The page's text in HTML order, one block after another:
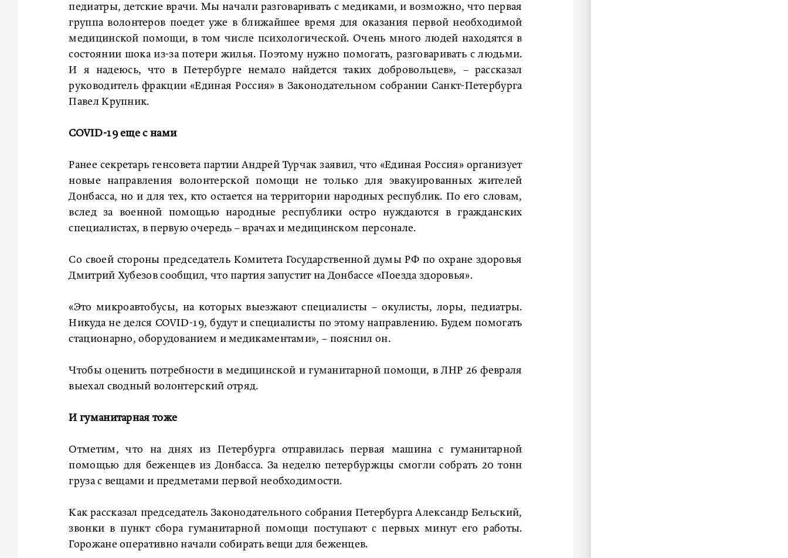
педиатры, детские врачи. Мы начали разговаривать с медиками, и возможно, что первая
группа волонтеров поедет уже в ближайшее время для оказания первой необходимой
медицинской помощи, в том числе психологической. Очень много людей находятся в
состоянии шока из-за потери жилья. Поэтому нужно помогать, разговаривать с людьми.
И я надеюсь, что в Петербурге немало найдется таких добровольцев», – рассказал
руководитель фракции «Единая Россия» в Законодательном собрании Санкт-Петербурга
Павел Крупник.
COVID-19 еще с нами
Ранее секретарь генсовета партии Андрей Турчак заявил, что «Единая Россия» организует
новые направления волонтерской помощи не только для эвакуированных жителей
Донбасса, но и для тех, кто остается на территории народных республик. По его словам,
вслед за военной помощью народные республики остро нуждаются в гражданских
специалистах, в первую очередь – врачах и медицинском персонале.
Со своей стороны председатель Комитета Государственной думы РФ по охране здоровья
Дмитрий Хубезов сообщил, что партия запустит на Донбассе «Поезда здоровья».
«Это микроавтобусы, на которых выезжают специалисты – окулисты, лоры, педиатры.
Никуда не делся COVID-19, будут и специалисты по этому направлению. Будем помогать
стационарно, оборудованием и медикаментами», – пояснил он.
Чтобы оценить потребности в медицинской и гуманитарной помощи, в ЛНР 26 февраля
выехал сводный волонтерский отряд.
И гуманитарная тоже
Отметим, что на днях из Петербурга отправилась первая машина с гуманитарной
помощью для беженцев из Донбасса. За неделю петербуржцы смогли собрать 20 тонн
груза с вещами и предметами первой необходимости.
Как рассказал председатель Законодательного собрания Петербурга Александр Бельский,
звонки в пункт сбора гуманитарной помощи поступают с первых минут его работы.
Горожане оперативно начали собирать вещи для беженцев.